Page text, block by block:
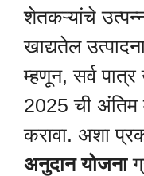
शेतकऱ्यांचे
खाद्यतेल
म्हणून, सर्व पात्र
2025 ची अंतिम
करावा. अशा
अनुदान योजना